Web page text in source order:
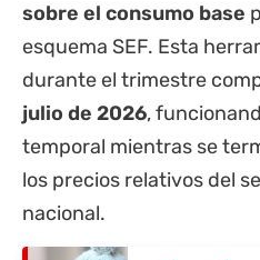
sobre el consumo base
esquema SEF. Esta
durante el trimestre
julio de 2026,
temporal mientras se
los precios relativos del
nacional.